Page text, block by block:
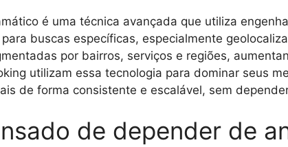
é uma técnica avançada que utiliza
buscas específicas, especialmente
por bairros, serviços e regiões,
utilizam essa tecnologia para dominar seus
de forma consistente e escalável, sem
de depender de